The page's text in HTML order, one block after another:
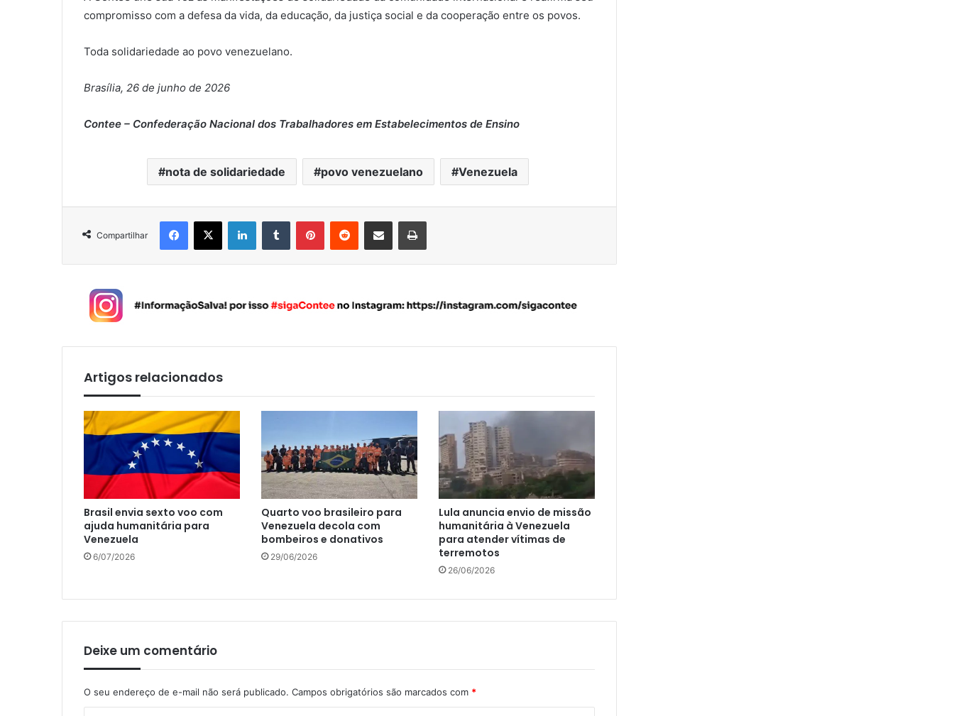
compromisso com a defesa da vida, da educação, da justiça social e da cooperação entre os povos.
Toda solidariedade ao povo venezuelano.
Brasília, 26 de junho de 2026
Contee – Confederação Nacional dos Trabalhadores em Estabelecimentos de Ensino
nota de solidariedade povo venezuelano Venezuela
Compartilhar
Artigos relacionados
Brasil envia sexto voo com
ajuda humanitária para
Venezuela
6/07/2026
Quarto voo brasileiro para
Venezuela decola com
bombeiros e donativos
29/06/2026
Lula anuncia envio de missão
humanitária à Venezuela
para atender vítimas de
terremotos
26/06/2026
Deixe um comentário
O seu endereço de e-mail não será publicado. Campos obrigatórios são marcados com *